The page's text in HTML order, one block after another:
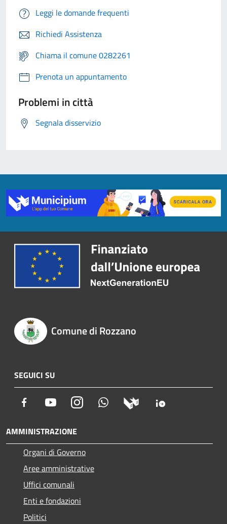
Leggi le domande frequenti
Richiedi Assistenza
Chiama il comune 0282261
Prenota un appuntamento
Problemi in città
Segnala disservizio
Comune di Rozzano
SEGUICI SU
Facebook YoutubeInstagram Whatsapp
AMMINISTRAZIONE
Organi di Governo
Aree amministrative
Uffici comunali
Enti e fondazioni
Politici